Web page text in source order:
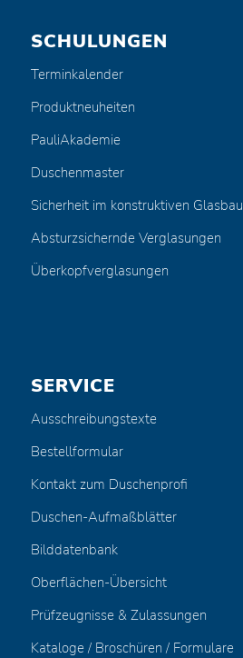
SCHULUNGEN
Terminkalender
Produktneuheiten
PauliAkademie
Duschenmaster
Sicherheit im konstruktiven Glasbau
Absturzsichernde Verglasungen
Überkopfverglasungen
SERVICE
Ausschreibungstexte
Bestellformular
Kontakt zum Duschenprofi
Duschen-Aufmaßblätter
Bilddatenbank
Oberflächen-Übersicht
Prüfzeugnisse & Zulassungen
Kataloge / Broschüren / Formulare